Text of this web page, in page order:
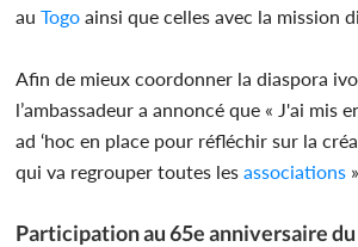
auTogo ainsi que celles avec la mission
Afin de mieux coordonner la diaspora
l’ambassadeur a annoncé que « J'ai mis
ad ‘hoc en place pour réfléchir sur la
qui va regrouper toutes les associations ».
Participation au 65e anniversaire